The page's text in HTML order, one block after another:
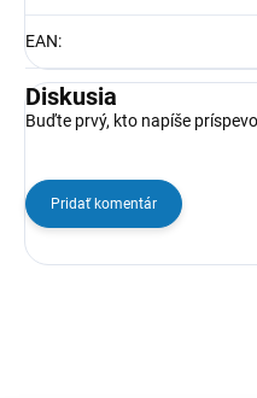
EAN:
Diskusia
Buďte prvý, kto napíše
Pridať komentár